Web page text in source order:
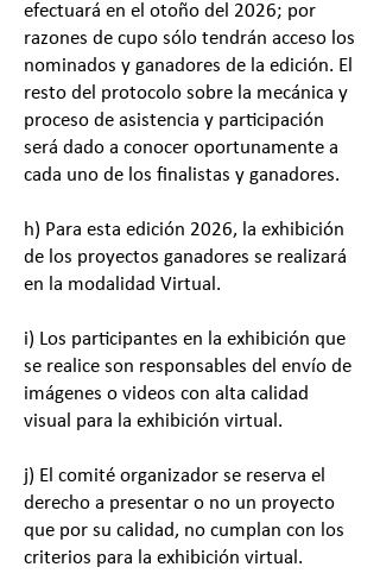
efectuará en el otoño del 2026; por
razones de cupo sólo tendrán acceso los
nominados y ganadores de la edición. El
resto del protocolo sobre la mecánica y
proceso de asistencia y participación
será dado a conocer oportunamente a
cada uno de los finalistas y ganadores.
h) Para esta edición 2026, la exhibición
de los proyectos ganadores se realizará
en la modalidad Virtual.
i) Los participantes en la exhibición que
se realice son responsables del envío de
imágenes o videos con alta calidad
visual para la exhibición virtual.
j) El comité organizador se reserva el
derecho a presentar o no un proyecto
que por su calidad, no cumplan con los
criterios para la exhibición virtual.